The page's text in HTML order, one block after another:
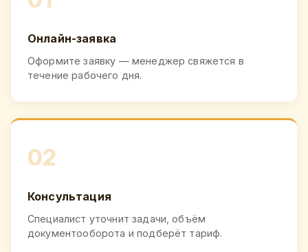
Онлайн-заявка
Оформите заявку — менеджер свяжется в
течение рабочего дня.
02
Консультация
Специалист уточнит задачи, объём
документооборота и подберёт тариф.